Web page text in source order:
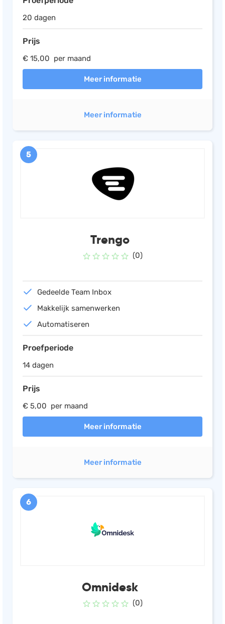
20 dagen
Prijs
€ 15,00 per maand
Meer informatie
Meer informatie
5
Trengo
(0)
Gedeelde Team Inbox
Makkelijk samenwerken
Automatiseren
Proefperiode
14 dagen
Prijs
€ 5,00 per maand
Meer informatie
Meer informatie
6
Omnidesk
(0)